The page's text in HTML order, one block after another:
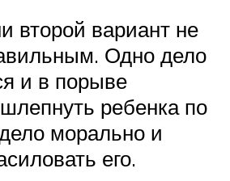
второй вариант не
Одно дело
и в порыве
ребенка по
морально и
его.